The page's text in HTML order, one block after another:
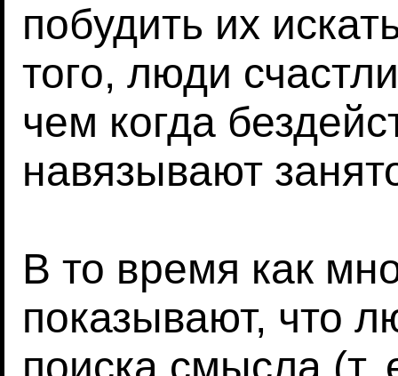
побудить их
того, люди
чем когда
навязывают
В то время как
показывают, что